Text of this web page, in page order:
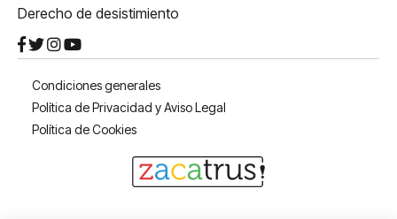
Derecho de desistimiento
Condiciones generales
Política de Privacidad y Aviso Legal
Política de Cookies